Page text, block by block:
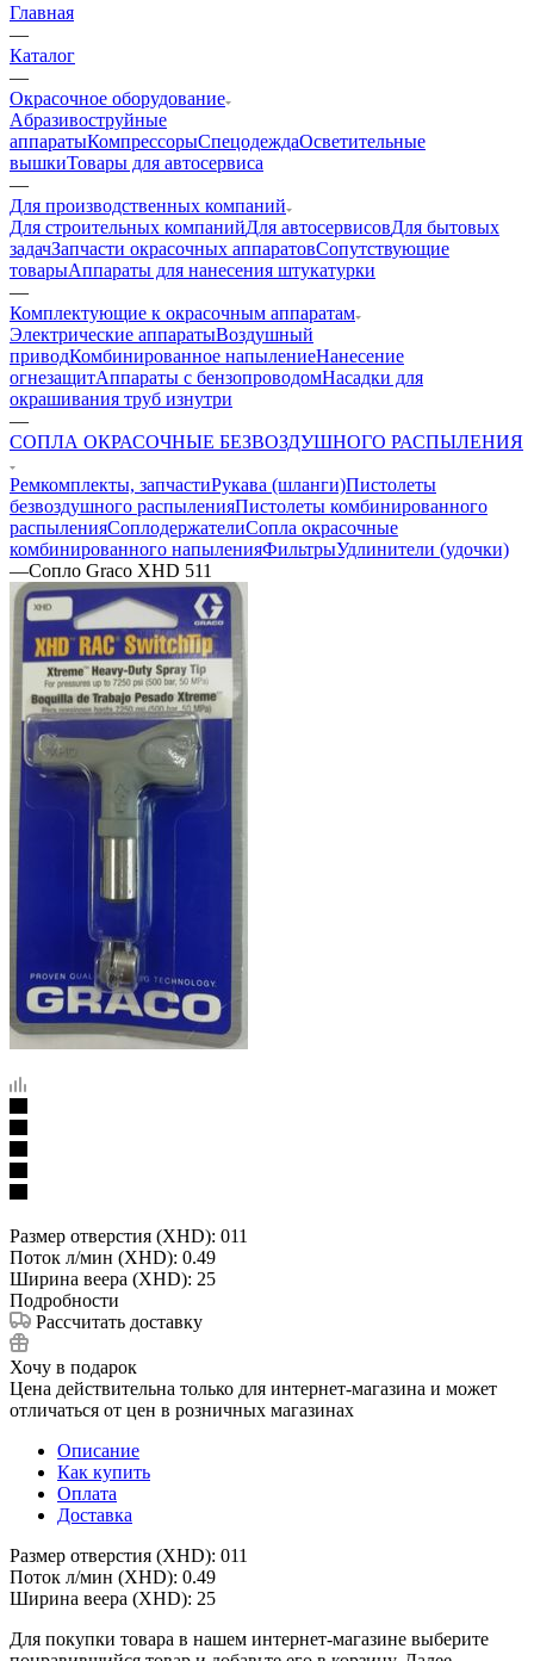
Главная
—
Каталог
—
Окрасочное оборудование
Aбразивоструйные
аппаратыКомпрессорыСпецодеждаОсветительные
вышкиТовары для автосервиса
—
Для производственных компаний
Для строительных компанийДля автосервисовДля бытовых
задачЗапчасти окрасочных аппаратовСопутствующие
товарыАппараты для нанесения штукатурки
—
Комплектующие к окрасочным аппаратам
Электрические аппаратыВоздушный
приводКомбинированное напылениеНанесение
огнезащитАппараты с бензопроводомНасадки для
окрашивания труб изнутри
—
СОПЛА ОКРАСОЧНЫЕ БЕЗВОЗДУШНОГО РАСПЫЛЕНИЯ
Ремкомплекты, запчастиРукава (шланги)Пистолеты
безвоздушного распыленияПистолеты комбинированного
распыленияСоплодержателиСопла окрасочные
комбинированного напыленияФильтрыУдлинители (удочки)
—Сопло Graco XHD 511
Размер отверстия (XHD): 011
Поток л/мин (XHD): 0.49
Ширина веера (XHD): 25
Подробности
Рассчитать доставку
Хочу в подарок
Цена действительна только для интернет-магазина и может
отличаться от цен в розничных магазинах
Описание
Как купить
Оплата
Доставка
Размер отверстия (XHD): 011
Поток л/мин (XHD): 0.49
Ширина веера (XHD): 25
Для покупки товара в нашем интернет-магазине выберите